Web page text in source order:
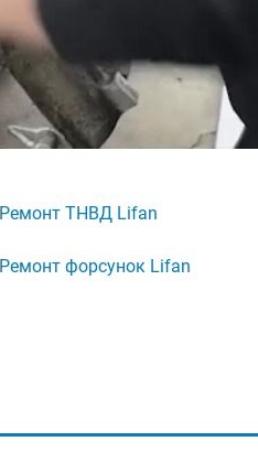
Ремонт ТНВД Lifan
Ремонт форсунок Lifan